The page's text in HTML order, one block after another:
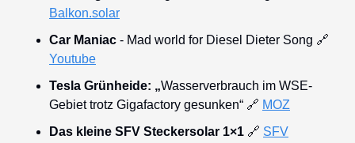
Balkon.solar
Car Maniac - Mad world for Diesel Dieter Song 🔗
Youtube
Tesla Grünheide: „Wasserverbrauch im WSE-
Gebiet trotz Gigafactory gesunken“ 🔗 MOZ
Das kleine SFV Steckersolar 1×1 🔗 SFV